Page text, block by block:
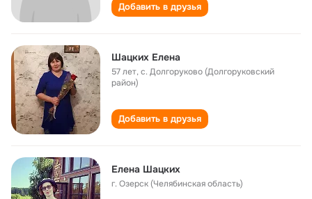
Добавить в друзья
Шацких Елена
57 лет,с. Долгоруково (Долгоруковский
район)
Добавить в друзья
Елена Шацких
г. Озерск (Челябинская область)